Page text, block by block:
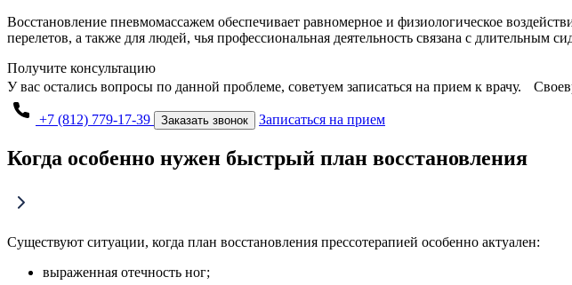
Восстановление пневмомассажем обеспечивает равномерное и физиологическое
перелетов, а также для людей, чья профессиональная деятельность связана с длительным
Получите консультацию
У вас остались вопросы по данной проблеме, советуем записаться на прием к врачу.
+7 (812) 779-17-39 Заказать звонок Записаться на прием
Когда особенно нужен быстрый план восстановления
Существуют ситуации, когда план восстановления прессотерапией особенно актуален:
выраженная отечность ног;